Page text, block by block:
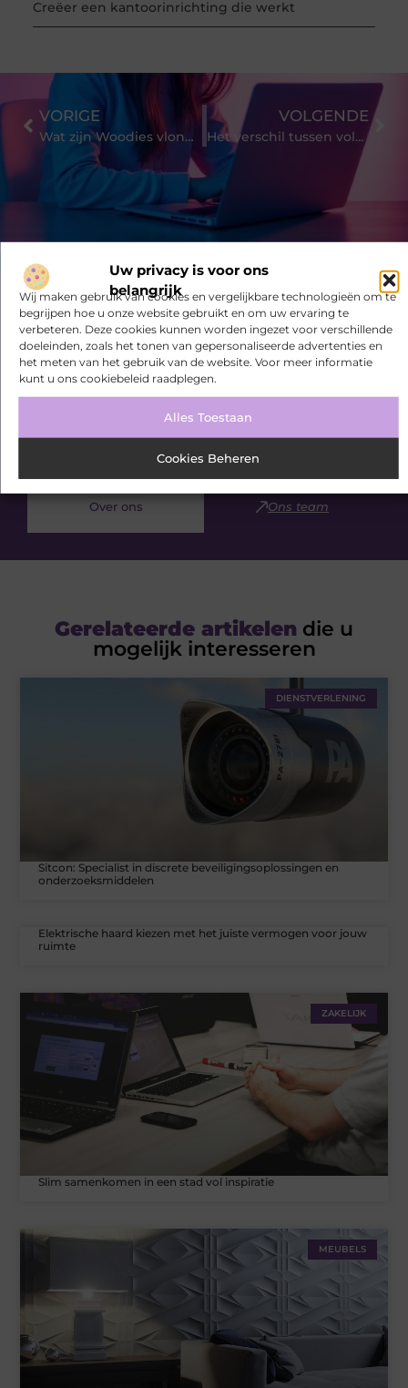
Uw privacy is voor ons
belangrijk
Wij maken gebruik van cookies en vergelijkbare technologieën om te
begrijpen hoe u onze website gebruikt en om uw ervaring te
verbeteren. Deze cookies kunnen worden ingezet voor verschillende
doeleinden, zoals het tonen van gepersonaliseerde advertenties en
het meten van het gebruik van de website. Voor meer informatie
kunt u ons cookiebeleid raadplegen.
Alles Toestaan
Cookies Beheren
Creëer een kantoorinrichting die werkt
Bekijk meer informatie over
Seedsearchservice.nl
Ivonnedekoning.nl is dé plek voor algemene blogs over
diverse onderwerpen. Of je nu op zoek bent naar
inspiratie, je kennis wilt delen of een samenwerking
wilt starten, bij ons ben je op de juiste plaats. Heb je
interesse om zelf te bloggen? Neem dan contact met
ons op en sluit je aan bij onze community.
Over ons Ons team
VORIGE
Wat zijn Woodies vlonderschroeven?
VOLGENDE
Het verschil tussen volnerfleer en topnerfleer
Gerelateerde artikelen die u
mogelijk interesseren
DIENSTVERLENING
Sitcon: Specialist in discrete beveiligingsoplossingen en
onderzoeksmiddelen
Elektrische haard kiezen met het juiste vermogen voor jouw
ruimte
ZAKELIJK
Slim samenkomen in een stad vol inspiratie
MEUBELS